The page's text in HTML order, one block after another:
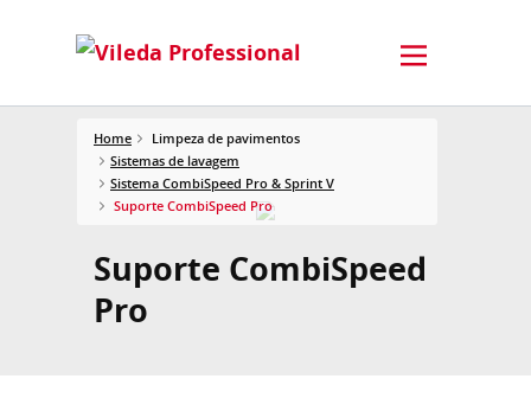
Home
Limpeza de pavimentos
Sistemas de lavagem
Sistema CombiSpeed Pro & Sprint V
Suporte CombiSpeed Pro
Suporte CombiSpeed
Pro